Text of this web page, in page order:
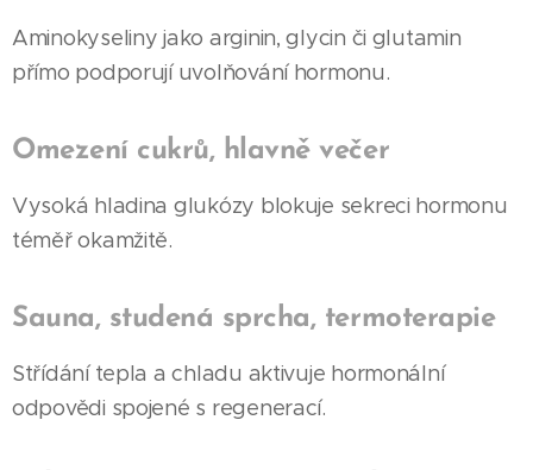
Aminokyseliny jako arginin, glycin či glutamin
přímo podporují uvolňování hormonu.
Omezení cukrů, hlavně večer
Vysoká hladina glukózy blokuje sekreci hormonu
téměř okamžitě.
Sauna, studená sprcha, termoterapie
Střídání tepla a chladu aktivuje hormonální
odpovědi spojené s regenerací.